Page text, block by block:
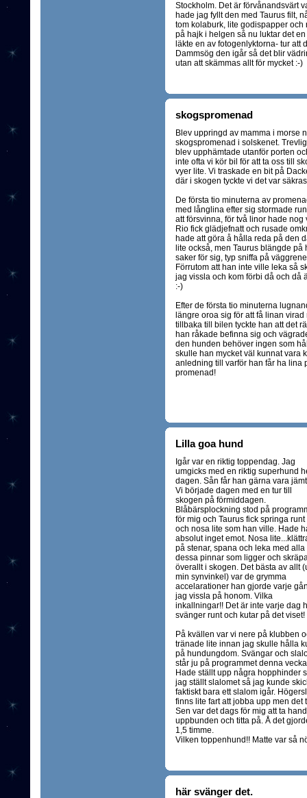
Stockholm. Det är förvånandsvärt
hade jag fyllt den med Taurus filt,
tom kolaburk, lite godispapper och
på hajk i helgen så nu luktar det
läkte en av fotogenlyktorna- tur att
Dammsög den igår så det blir
utan att skämmas allt för mycket :-)
skogspromenad
Blev uppringd av mamma i morse
skogspromenad i solskenet.
blev upphämtade utanför porten
inte ofta vi kör bil för att ta oss till
vyer lite. Vi traskade en bit på
där i skogen tyckte vi det var
De första tio minuterna av
med långlina efter sig stormade
att försvinna, för två linor hade
Rio fick glädjefnatt och rusade
hade att göra å hålla reda på den
lite också, men Taurus blängde
saker för sig, typ sniffa på
Förrutom att han inte ville leka så
jag vissla och kom förbi då och då
:-)
Efter de första tio minuterna
längre oroa sig för att få linan
tillbaka till bilen tyckte han att det
han råkade befinna sig och
den hunden behöver ingen som
skulle han mycket väl kunnat vara
anledning till varför han får ha lina
promenad!
Lilla goa hund
Igår var en riktig toppendag. Jag
umgicks med en riktig superhund
dagen. Sån får han gärna vara
Vi började dagen med en tur till
skogen på förmiddagen.
Blåbärsplockning stod på
för mig och Taurus fick springa runt
och nosa lite som han ville. Hade
absolut inget emot. Nosa
på stenar, spana och leka med alla
dessa pinnar som ligger och
överallt i skogen. Det bästa av allt
min synvinkel) var de grymma
accelarationer han gjorde varje
jag vissla på honom. Vilka
inkallningar!! Det är inte varje dag
svänger runt och kutar på det viset!
På kvällen var vi nere på klubben
tränade lite innan jag skulle hålla
på hundungdom. Svängar och
står ju på programmet denna
Hade ställt upp några hopphinder
jag ställt slalomet så jag kunde
faktiskt bara ett slalom igår.
finns lite fart att jobba upp men det
Sen var det dags för mig att ta
uppbunden och titta på. Å det
1,5 timme.
Vilken toppenhund!! Matte var så
här svänger det.